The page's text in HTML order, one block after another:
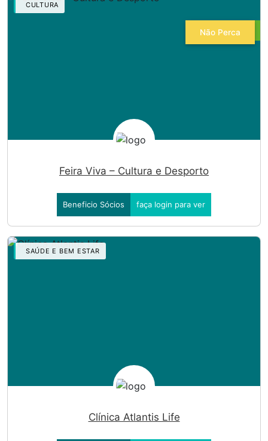
Não Perca
CULTURA
Feira Viva – Cultura e Desporto
Beneficio Sócios faça login para ver
SAÚDE E BEM ESTAR
Clínica Atlantis Life